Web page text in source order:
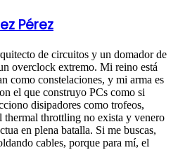
Pérez
de circuitos y un domador de
overclock extremo. Mi reino está
como constelaciones, y mi arma es
el que construyo PCs como si
disipadores como trofeos,
thermal throttling no exista y venero
en plena batalla. Si me buscas,
cables, porque para mí, el